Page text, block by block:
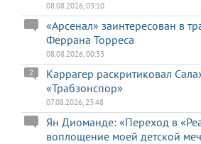
08.08.2026, 03:10
«Арсенал» заинтересован в
Феррана Торреса
08.08.2026, 00:33
Каррагер раскритиковал
«Трабзонспор»
2
07.08.2026, 23:48
Ян Диоманде: «Переход в
воплощение моей детской